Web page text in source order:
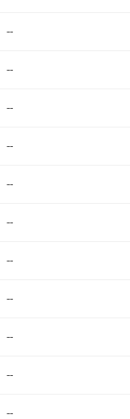
--
--
--
--
--
--
--
--
--
--
--